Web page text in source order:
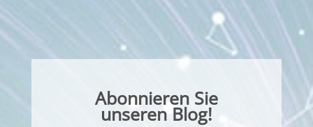
Abonnieren Sie
unseren Blog!